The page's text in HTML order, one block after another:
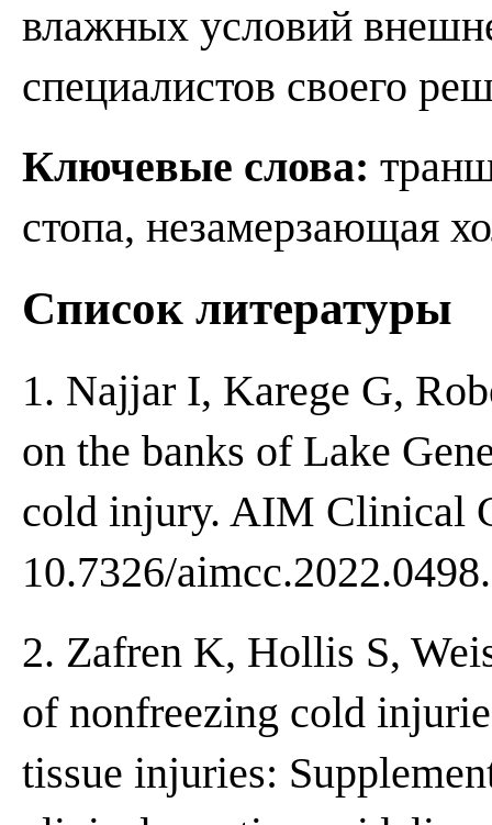
влажных условий
специалистов своего
Ключевые слова:
стопа, незамерзающая
Список литературы
1. Najjar I, Karege G,
on the banks of Lake
cold injury. AIM Clinical
10.7326/aimcc.2022.0498.
2. Zafren K, Hollis S,
of nonfreezing cold
tissue injuries: